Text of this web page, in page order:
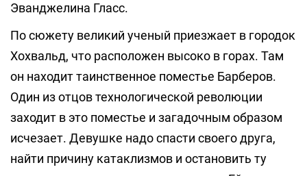
Эванджелина Гласс.
По сюжету великий ученый приезжает в городок
Хохвальд, что расположен высоко в горах. Там
он находит таинственное поместье Барберов.
Один из отцов технологической революции
заходит в это поместье и загадочным образом
исчезает. Девушке надо спасти своего друга,
найти причину катаклизмов и остановить ту